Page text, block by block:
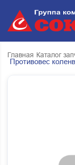
Главная Каталог
Противовес